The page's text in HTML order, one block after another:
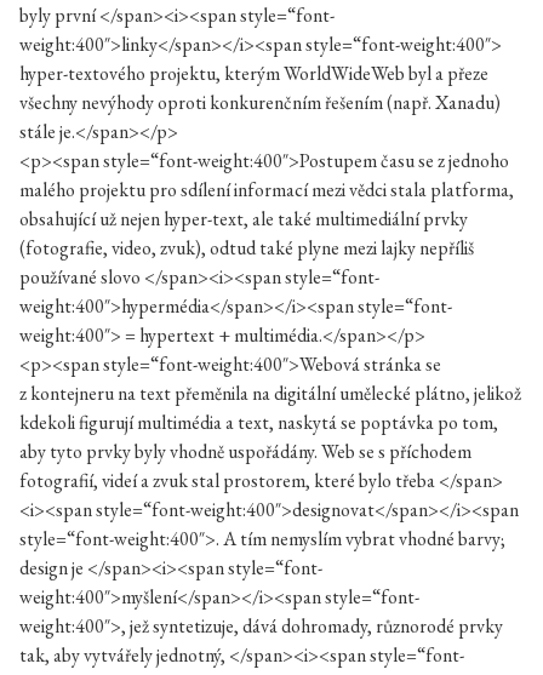
byly první </span><i><span style=“font-
weight:400″>linky</span></i><span style=“font-weight:400″>
hyper-textového projektu, kterým WorldWideWeb byl a přeze
všechny nevýhody oproti konkurenčním řešením (např. Xanadu)
stále je.</span></p>
<p><span style=“font-weight:400″>Postupem času se z jednoho
malého projektu pro sdílení informací mezi vědci stala platforma,
obsahující už nejen hyper-text, ale také multimediální prvky
(fotografie, video, zvuk), odtud také plyne mezi lajky nepříliš
používané slovo </span><i><span style=“font-
weight:400″>hypermédia</span></i><span style=“font-
weight:400″> = hypertext + multimédia.</span></p>
<p><span style=“font-weight:400″>Webová stránka se
z kontejneru na text přeměnila na digitální umělecké plátno, jelikož
kdekoli figurují multimédia a text, naskytá se poptávka po tom,
aby tyto prvky byly vhodně uspořádány. Web se s příchodem
fotografií, videí a zvuk stal prostorem, které bylo třeba </span>
<i><span style=“font-weight:400″>designovat</span></i><span
style=“font-weight:400″>. A tím nemyslím vybrat vhodné barvy;
design je </span><i><span style=“font-
weight:400″>myšlení</span></i><span style=“font-
weight:400″>, jež syntetizuje, dává dohromady, různorodé prvky
tak, aby vytvářely jednotný, </span><i><span style=“font-